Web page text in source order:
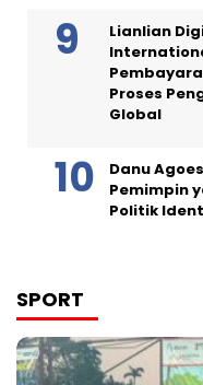
Lianlian
Proses
Global
Danu
Pemimpin
Politik
SPORT